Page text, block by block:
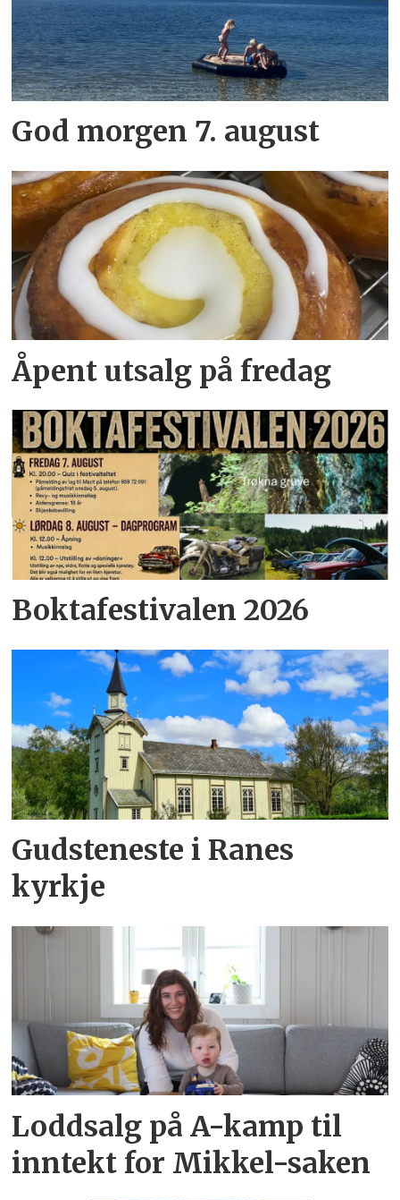
God morgen 7. august
Åpent utsalg på fredag
Boktafestivalen 2026
Gudsteneste i Ranes
kyrkje
Loddsalg på A-kamp til
inntekt for Mikkel-saken